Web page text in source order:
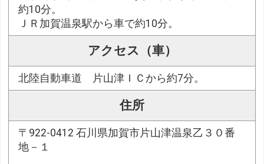
約10分。
ＪＲ加賀温泉駅から車で約10分。
アクセス（車）
北陸自動車道 片山津ＩＣから約7分。
住所
〒922-0412 石川県加賀市片山津温泉乙３０番
地－１